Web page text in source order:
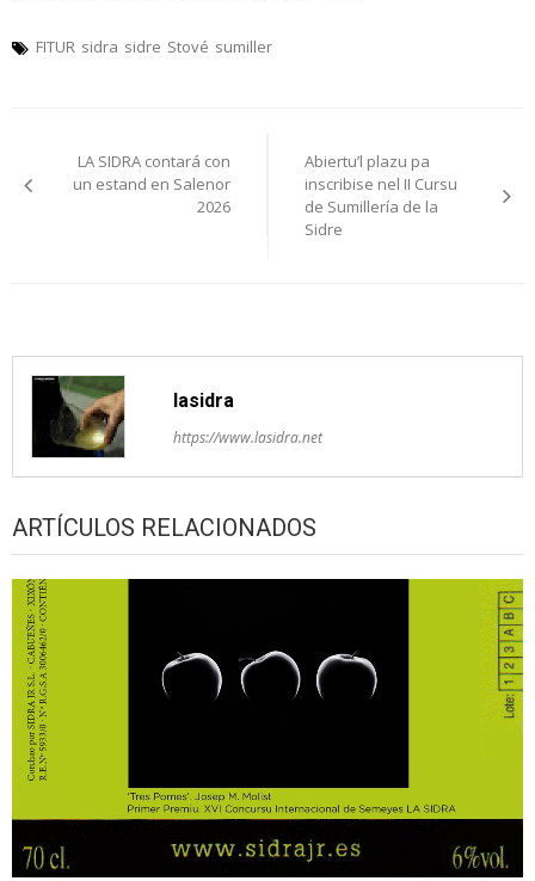
FITUR sidra sidre Stové sumiller
pelosLA SIDRA contará con
un estand en Salenor
2026
Abiertu’l plazu pa
inscribise nel II Cursu
de Sumillería de la
Sidre
lasidra
https://www.lasidra.net
ARTÍCULOS RELACIONADOS